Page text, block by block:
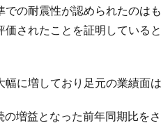
の耐震性が認められたのは
価されたことを証明している
に増しており足元の業績面は
増益となった前年同期比を